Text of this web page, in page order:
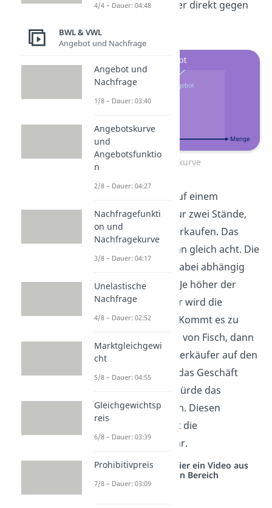
Güter gegen Geld oder direkt gegen
Angebotskurve
Stell dir vor, du bist auf einem
Fischmarkt. Es gibt nur zwei Stände,
die jeweils 4 Fische verkaufen. Das
Marktangebot ist dann gleich acht. Die
Angebotsmenge ist dabei abhängig
vom Preis des Gutes. Je höher der
Preis ist, desto größer wird die
angebotene Menge. Kommt es zu
einer Preissteigerung von Fisch, dann
würden auch mehr Verkäufer auf den
Markt kommen, weil das Geschäft
besser ist. Dadurch würde das
Marktangebot steigen. Diesen
Zusammenhang stellt die
Angebotsfunktion
dar.
Studyflix vernetzt: Hier ein Video aus
einem anderen Bereich
4/4 – Dauer: 04:48
BWL & VWL
Angebot und Nachfrage
Angebot und
Nachfrage
1/8 – Dauer: 03:40
Angebotskurve
und
Angebotsfunktio
n
2/8 – Dauer: 04:27
Nachfragefunkti
on und
Nachfragekurve
3/8 – Dauer: 04:17
Unelastische
Nachfrage
4/8 – Dauer: 02:52
Marktgleichgewi
cht
5/8 – Dauer: 04:55
Gleichgewichtsp
reis
6/8 – Dauer: 03:39
Prohibitivpreis
7/8 – Dauer: 03:09